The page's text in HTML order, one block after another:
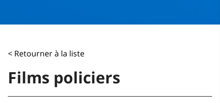
< Retourner à la liste
Films policiers